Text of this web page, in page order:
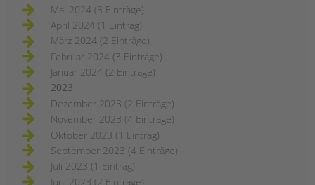
Mai 2024 (3 Einträge)
April 2024 (1 Eintrag)
März 2024 (2 Einträge)
Februar 2024 (3 Einträge)
Januar 2024 (2 Einträge)
2023
Dezember 2023 (2 Einträge)
November 2023 (4 Einträge)
Oktober 2023 (1 Eintrag)
September 2023 (4 Einträge)
Juli 2023 (1 Eintrag)
Juni 2023 (2 Einträge)